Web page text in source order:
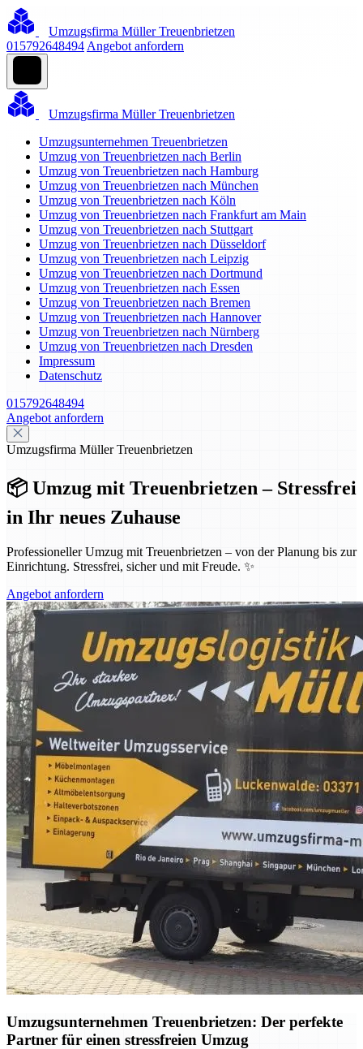
Umzugsfirma Müller Treuenbrietzen
015792648494 Angebot anfordern
Umzugsfirma Müller Treuenbrietzen
Umzugsunternehmen Treuenbrietzen
Umzug von Treuenbrietzen nach Berlin
Umzug von Treuenbrietzen nach Hamburg
Umzug von Treuenbrietzen nach München
Umzug von Treuenbrietzen nach Köln
Umzug von Treuenbrietzen nach Frankfurt am Main
Umzug von Treuenbrietzen nach Stuttgart
Umzug von Treuenbrietzen nach Düsseldorf
Umzug von Treuenbrietzen nach Leipzig
Umzug von Treuenbrietzen nach Dortmund
Umzug von Treuenbrietzen nach Essen
Umzug von Treuenbrietzen nach Bremen
Umzug von Treuenbrietzen nach Hannover
Umzug von Treuenbrietzen nach Nürnberg
Umzug von Treuenbrietzen nach Dresden
Impressum
Datenschutz
015792648494
Angebot anfordern
Umzugsfirma Müller Treuenbrietzen
📦 Umzug mit Treuenbrietzen – Stressfrei
in Ihr neues Zuhause
Professioneller Umzug mit Treuenbrietzen – von der Planung bis zur
Einrichtung. Stressfrei, sicher und mit Freude. ✨
Angebot anfordern
Umzugsunternehmen Treuenbrietzen: Der perfekte
Partner für einen stressfreien Umzug